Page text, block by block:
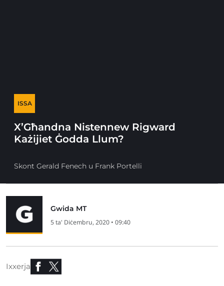
ISSA
X’Għandna Nistennew Rigward
Każijiet Ġodda Llum?
Skont Gerald Fenech u Frank Portelli
Gwida MT
5 ta' Diċembru, 2020 • 09:40
Ixxerja